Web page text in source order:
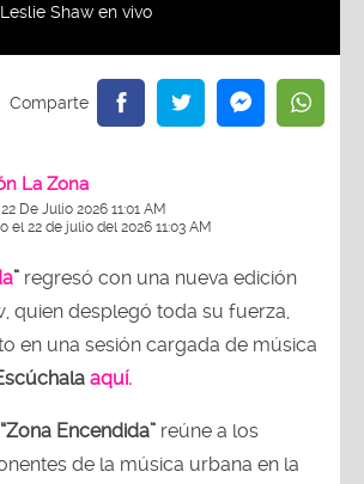
Shaw en vivo
La Zona
De Julio 2026 11:01 AM
el 22 de julio del 2026 11:03 AM
” regresó con una nueva edición
quien desplegó toda su fuerza,
en una sesión cargada de música
aquí.
“Zona Encendida” reúne a los
de la música urbana en la